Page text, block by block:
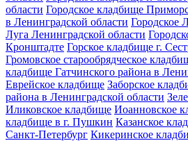
области Городское кладбище
в Ленинградской области Городское
Луга Ленинградской области
Кронштадте Горское кладбище г.
Громовское старообрядческое
кладбище Гатчинского района в
Еврейское кладбище Заборское
района в Ленинградской области
Иликовское кладбище Иоанновское
кладбище в г. Пушкин Казанское
Санкт-Петербург Кикеринское